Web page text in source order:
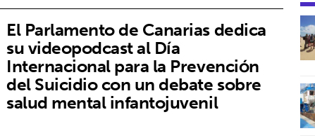
El Parlamento de Canarias dedica
su videopodcast al Día
Internacional para la Prevención
del Suicidio con un debate sobre
salud mental infantojuvenil